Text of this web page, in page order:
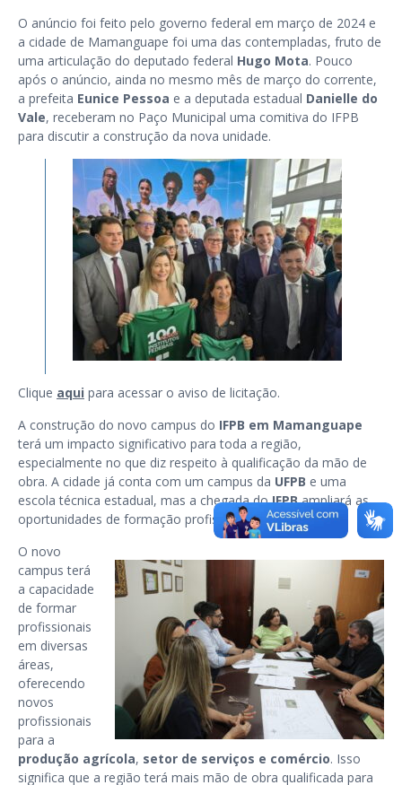
O anúncio foi feito pelo governo federal em março de 2024 e
a cidade de Mamanguape foi uma das contempladas, fruto de
uma articulação do deputado federal Hugo Mota. Pouco
após o anúncio, ainda no mesmo mês de março do corrente,
a prefeita Eunice Pessoa e a deputada estadual Danielle do
Vale, receberam no Paço Municipal uma comitiva do IFPB
para discutir a construção da nova unidade.
Clique aqui para acessar o aviso de licitação.
A construção do novo campus do IFPB em Mamanguape
terá um impacto significativo para toda a região,
especialmente no que diz respeito à qualificação da mão de
obra. A cidade já conta com um campus da UFPB e uma
escola técnica estadual, mas a chegada doIFPBampliará as
oportunidades de formação profissional.
O novo
campus terá
a capacidade
de formar
profissionais
em diversas
áreas,
oferecendo
novos
profissionais
para a
produção agrícola, setor de serviços e comércio. Isso
significa que a região terá mais mão de obra qualificada para